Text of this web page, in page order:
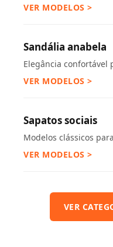
VER MODELOS >
Sandália anabela
Elegância confortável
VER MODELOS >
Sapatos sociais
Modelos clássicos
VER MODELOS >
VER